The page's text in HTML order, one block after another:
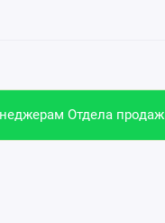
Отдела